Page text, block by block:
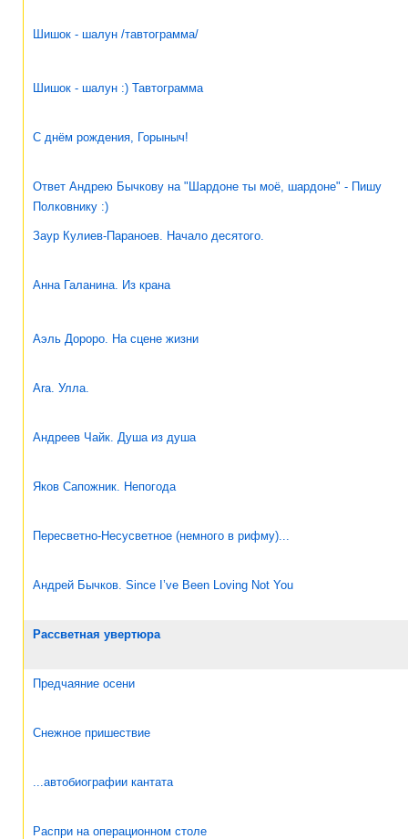
Шишок - шалун /тавтограмма/
Шишок - шалун :) Тавтограмма
С днём рождения, Горыныч!
Ответ Андрею Бычкову на "Шардоне ты моё, шардоне" - Пишу
Полковнику :)
Заур Кулиев-Параноев. Начало десятого.
Анна Галанина. Из крана
Аэль Дороро. На сцене жизни
Ara. Улла.
Андреев Чайк. Душа из душа
Яков Сапожник. Непогода
Пересветно-Несусветное (немного в рифму)...
Андрей Бычков. Since I’ve Been Loving Not You
Рассветная увертюра
Предчаяние осени
Снежное пришествие
...автобиографии кантата
Распри на операционном столе